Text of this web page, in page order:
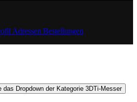
Adressen Bestellungen
das Dropdown der Kategorie 3DTi-Messer